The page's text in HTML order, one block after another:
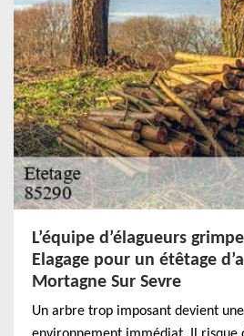
L’équipe d’élagueurs
Elagage pour un étêtage
Mortagne Sur Sevre
Un arbre trop imposant devient